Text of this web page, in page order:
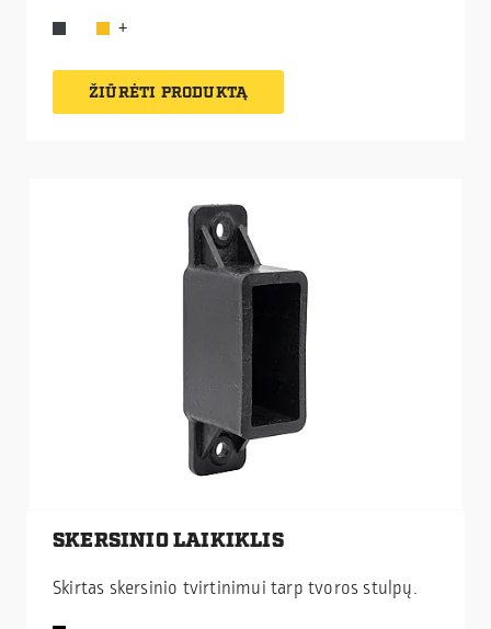
ŽIŪRĖTI PRODUKTĄ
SKERSINIO LAIKIKLIS
Skirtas skersinio tvirtinimui tarp tvoros stulpų.